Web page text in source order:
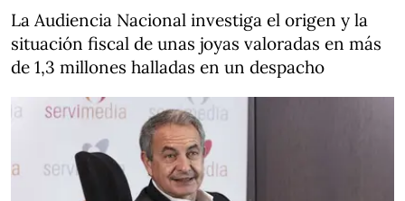
La Audiencia Nacional investiga el origen y la
situación fiscal de unas joyas valoradas en más
de 1,3 millones halladas en un despacho